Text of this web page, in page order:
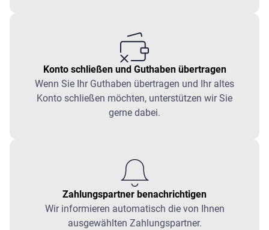
Konto schließen und Guthaben übertragen
Wenn Sie Ihr Guthaben übertragen und Ihr altes
Konto schließen möchten, unterstützen wir Sie
gerne dabei.
Zahlungspartner benachrichtigen
Wir informieren automatisch die von Ihnen
ausgewählten Zahlungspartner.